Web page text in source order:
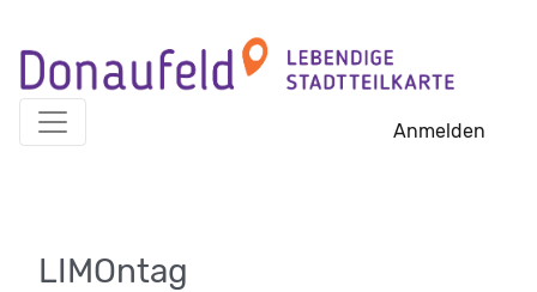
content
Anmelden
LIMOntag